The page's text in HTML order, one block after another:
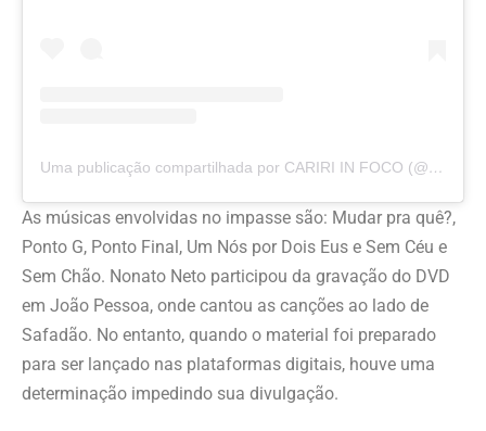
Uma publicação compartilhada por CARIRI IN FOCO (@cariri_in_foco)
As músicas envolvidas no impasse são: Mudar pra quê?,
Ponto G, Ponto Final, Um Nós por Dois Eus e Sem Céu e
Sem Chão. Nonato Neto participou da gravação do DVD
em João Pessoa, onde cantou as canções ao lado de
Safadão. No entanto, quando o material foi preparado
para ser lançado nas plataformas digitais, houve uma
determinação impedindo sua divulgação.